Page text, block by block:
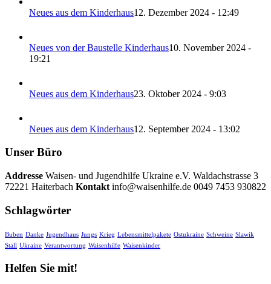
Neues aus dem Kinderhaus12. Dezember 2024 - 12:49
Neues von der Baustelle Kinderhaus10. November 2024 -
19:21
Neues aus dem Kinderhaus23. Oktober 2024 - 9:03
Neues aus dem Kinderhaus12. September 2024 - 13:02
Unser Büro
Addresse Waisen- und Jugendhilfe Ukraine e.V. Waldachstrasse 3
72221 Haiterbach Kontakt info@waisenhilfe.de 0049 7453 930822
Schlagwörter
Buben Danke Jugendhaus Jungs Krieg Lebensmittelpakete Ostukraine Schweine Slawik
Stall Ukraine Verantwortung Waisenhilfe Waisenkinder
Helfen Sie mit!